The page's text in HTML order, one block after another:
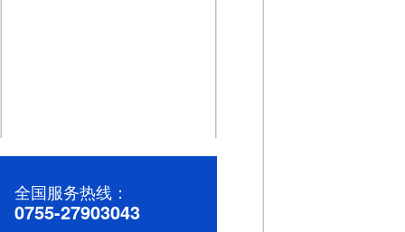
高效稳定的直流微电机：助力您的产品升级
全国服务热线：
0755-27903043